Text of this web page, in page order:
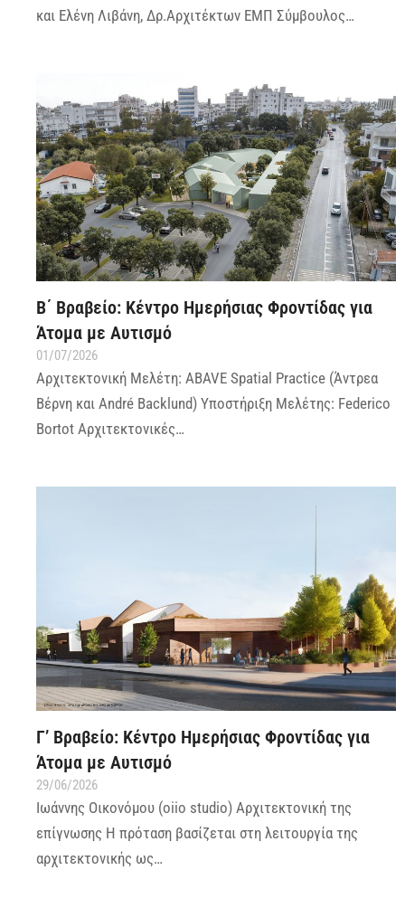
και Ελένη Λιβάνη, Δρ.Αρχιτέκτων ΕΜΠ Σύμβουλος…
Β΄ Βραβείο: Κέντρο Ημερήσιας Φροντίδας για
Άτομα με Αυτισμό
01/07/2026
Αρχιτεκτονική Μελέτη: ABAVE Spatial Practice (Άντρεα
Βέρνη και André Backlund) Υποστήριξη Μελέτης: Federico
Bortot Αρχιτεκτονικές…
Γ’ Βραβείο: Κέντρο Ημερήσιας Φροντίδας για
Άτομα με Αυτισμό
29/06/2026
Ιωάννης Οικονόμου (oiio studio) Αρχιτεκτονική της
επίγνωσης Η πρόταση βασίζεται στη λειτουργία της
αρχιτεκτονικής ως…